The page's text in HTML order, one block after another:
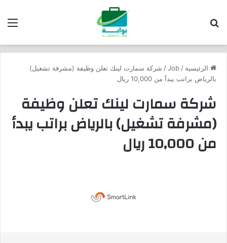
الرئيسية /
Job
/ شركة سمارت لينك تعلن وظيفة (مشرفة تشغيل)
بالرياض براتب يبدأ من 10,000 ريال
شركة سمارت لينك تعلن وظيفة
(مشرفة تشغيل) بالرياض براتب يبدأ
من 10,000 ريال